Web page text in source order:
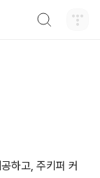
하고, 주키퍼 커